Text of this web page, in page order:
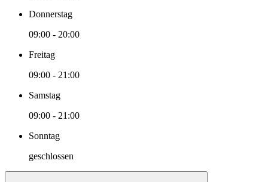
Donnerstag
09:00 - 20:00
Freitag
09:00 - 21:00
Samstag
09:00 - 21:00
Sonntag
geschlossen